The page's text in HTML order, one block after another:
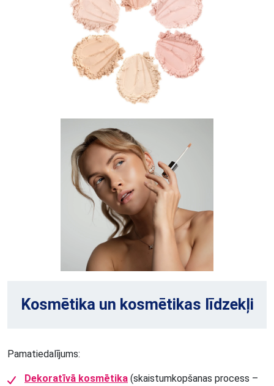
Kosmētika un kosmētikas līdzekļi
Pamatiedalījums:
Dekoratīvā kosmētika (skaistumkopšanas process –